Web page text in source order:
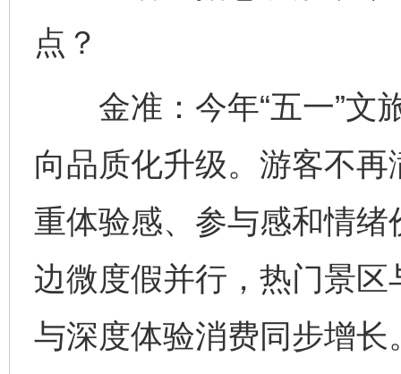
点？
金准：今年“五一”文
向品质化升级。游客不再
重体验感、参与感和情
边微度假并行，热门景
与深度体验消费同步增